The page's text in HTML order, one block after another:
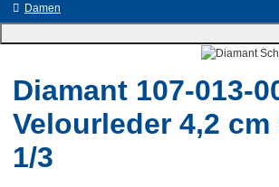
Damen
Diamant 107-013-
Velourleder 4,2 cm
1/3